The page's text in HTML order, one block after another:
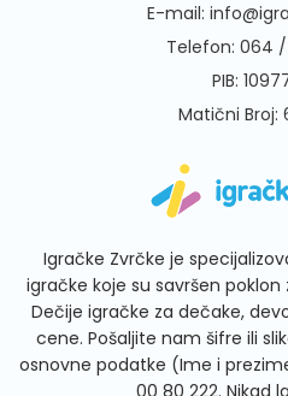
E-mail:
Telefon: 064 /
PIB:
Matični Broj:
Igračke Zvrčke je
igračke koje su savršen
Dečije igračke za dečake,
cene. Pošaljite nam šifre ili
osnovne podatke (Ime i
00 80 222. Nikad